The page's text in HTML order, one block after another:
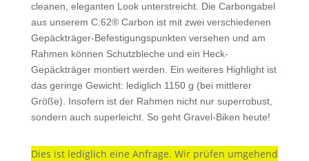
cleanen, eleganten Look unterstreicht. Die Carbongabel
aus unserem C:62® Carbon ist mit zwei verschiedenen
Gepäckträger-Befestigungspunkten versehen und am
Rahmen können Schutzbleche und ein Heck-
Gepäckträger montiert werden. Ein weiteres Highlight ist
das geringe Gewicht: lediglich 1150 g (bei mittlerer
Größe). Insofern ist der Rahmen nicht nur superrobust,
sondern auch superleicht. So geht Gravel-Biken heute!
Dies ist lediglich eine Anfrage. Wir prüfen umgehend